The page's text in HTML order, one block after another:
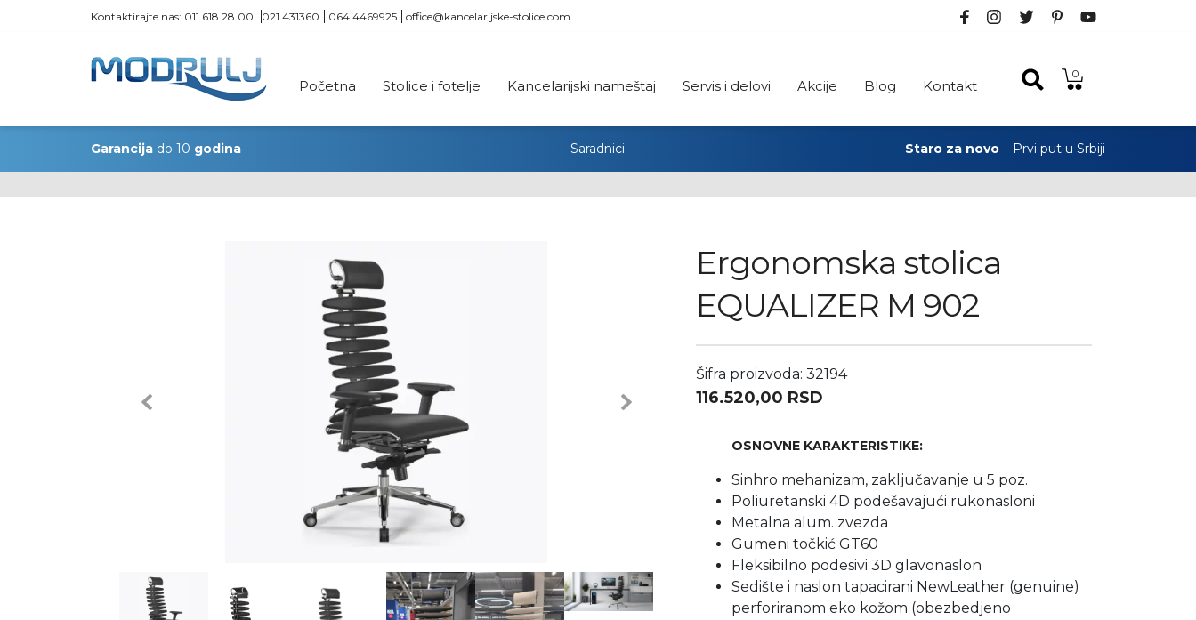
Kontaktirajte nas: 011 618 28 00 021 431360 064 4469925 office@kancelarijske-stolice.com
Početna Stolice i fotelje Kancelarijski nameštaj Servis i delovi Akcije Blog Kontakt
0
Garancija do 10 godina Saradnici Staro za novo– Prvi put u Srbiji
Previous Next
Ergonomska stolica
EQUALIZER M 902
Šifra proizvoda: 32194
116.520,00 RSD
OSNOVNE KARAKTERISTIKE:
Sinhro mehanizam, zaključavanje u 5 poz.
Poliuretanski 4D podešavajući rukonasloni
Metalna alum. zvezda
Gumeni točkić GT60
Fleksibilno podesivi 3D glavonaslon
Sedište i naslon tapacirani NewLeather (genuine)
perforiranom eko kožom (obezbedjeno